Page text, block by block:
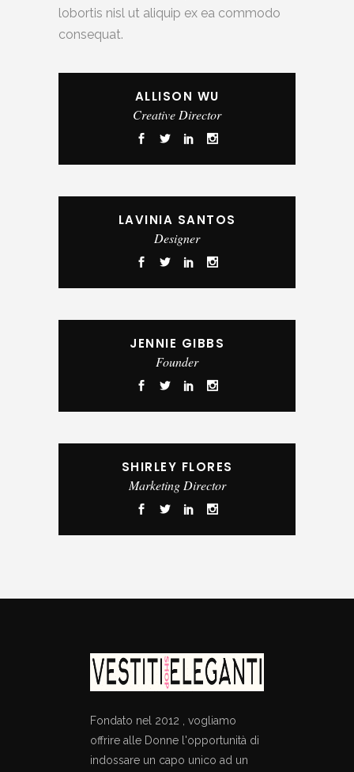
lobortis nisl ut aliquip ex ea commodo
consequat.
ALLISON WU
Creative Director
LAVINIA SANTOS
Designer
JENNIE GIBBS
Founder
SHIRLEY FLORES
Marketing Director
Fondato nel 2012 , vogliamo
offrire alle Donne l'opportunità di
indossare un capo unico ad un